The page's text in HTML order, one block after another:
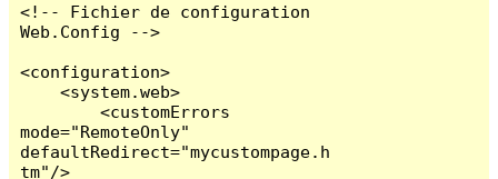
<!-- Fichier de configuration
Web.Config -->
<configuration>
    <system.web>
        <customErrors
mode="RemoteOnly"
defaultRedirect="mycustompage.h
tm"/>